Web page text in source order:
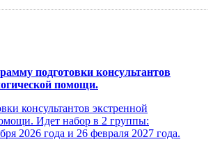
подготовки консультантов
помощи.
консультантов экстренной
Идет набор в 2 группы:
2026 года и 26 февраля 2027 года.